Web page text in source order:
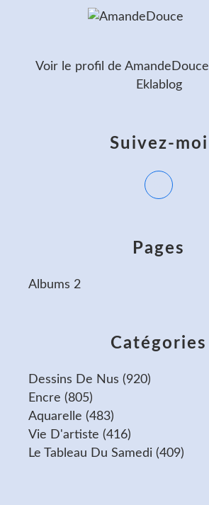
Catégories
Dessins De Nus (920)
Encre (805)
Aquarelle (483)
Vie D'artiste (416)
Le Tableau Du Samedi (409)
Pages
Albums 2
Suivez-moi
Voir le profil de AmandeDouce
Eklablog